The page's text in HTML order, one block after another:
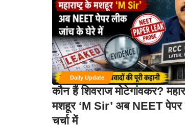
Daily Update
कौन हैं शिवराज मोटेगांवकर?
मशहूर ‘M Sir’ अब NEET
चर्चा में